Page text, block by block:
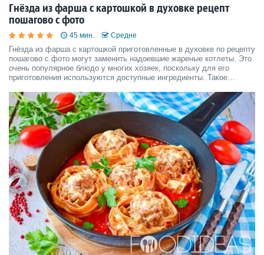
Гнёзда из фарша с картошкой в духовке рецепт
пошагово с фото
45 мин. Средне
Гнёзда из фарша с картошкой приготовленные в духовке по рецепту
пошагово с фото могут заменить надоевшие жареные котлеты. Это
очень популярное блюдо у многих хозяек, поскольку для его
приготовления используются доступные ингредиенты. Такое